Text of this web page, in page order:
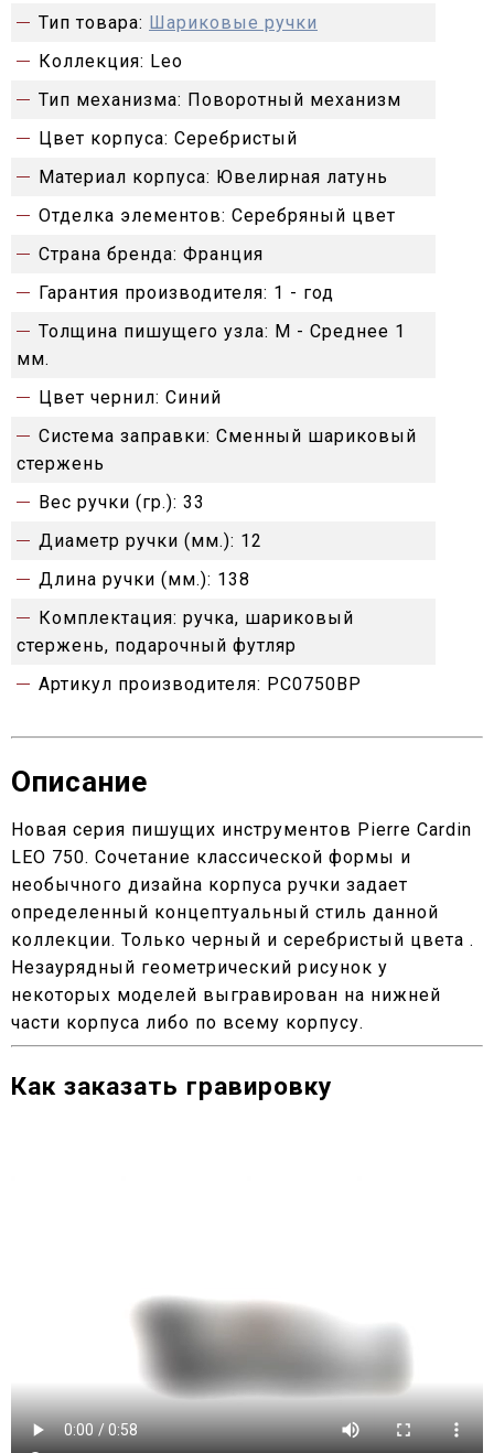
Тип товара: Шариковые ручки
Коллекция: Leo
Тип механизма: Поворотный механизм
Цвет корпуса: Серебристый
Материал корпуса: Ювелирная латунь
Отделка элементов: Серебряный цвет
Страна бренда: Франция
Гарантия производителя: 1 - год
Толщина пишущего узла: M - Среднее 1
мм.
Цвет чернил: Синий
Система заправки: Сменный шариковый
стержень
Вес ручки (гр.): 33
Диаметр ручки (мм.): 12
Длина ручки (мм.): 138
Комплектация: ручка, шариковый
стержень, подарочный футляр
Артикул производителя: PC0750BP
Описание
Новая серия пишущих инструментов Pierre Cardin
LEO 750. Сочетание классической формы и
необычного дизайна корпуса ручки задает
определенный концептуальный стиль данной
коллекции. Только черный и серебристый цвета .
Незаурядный геометрический рисунок у
некоторых моделей выгравирован на нижней
части корпуса либо по всему корпусу.
Как заказать гравировку